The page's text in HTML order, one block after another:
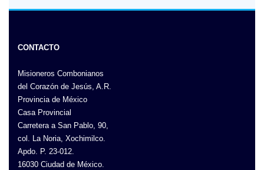
CONTACTO
Misioneros Combonianos
del Corazón de Jesús, A.R.
Provincia de México
Casa Provincial
Carretera a San Pablo, 90,
col. La Noria, Xochimilco.
Apdo. P. 23-012.
16030 Ciudad de México.